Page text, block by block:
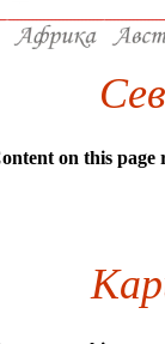
on this page